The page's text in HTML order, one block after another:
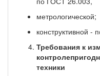
метрологической;
конструктивной
Требования к
техники